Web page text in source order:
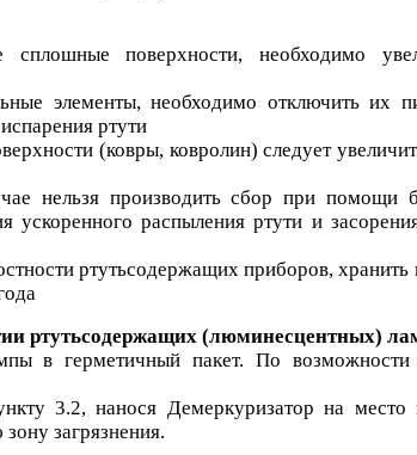
поверхности, необходимо
элементы, необходимо отключить их
ртути
(ковры, ковролин) следует
нельзя производить сбор при помощи
ускоренного распыления ртути и
ртутьсодержащих приборов, хранить
ртутьсодержащих (люминесцентных)
в герметичный пакет. По возможности
3.2, нанося Демеркуризатор на место
загрязнения.